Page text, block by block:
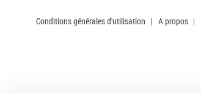
Conditions générales d'utilisation | A propos |